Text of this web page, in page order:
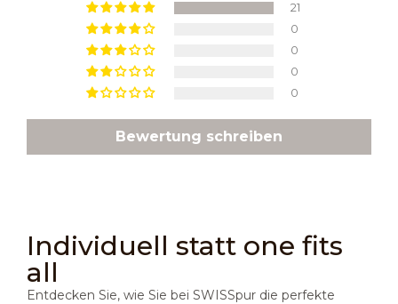
21
0
0
0
0
Bewertung schreiben
Individuell statt one fits
all
Entdecken Sie, wie Sie bei SWISSpur die perfekte